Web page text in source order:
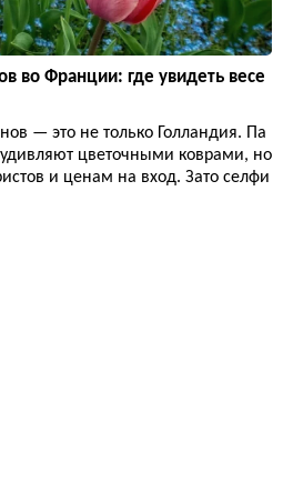
во Франции: где увидеть весе
— это не только Голландия. Па
цветочными коврами, но
и ценам на вход. Зато селфи